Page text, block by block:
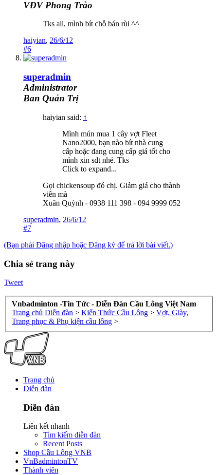
VĐV Phong Trào
Tks all, mình bít chỗ bán rùi ^^
haiyian, 26/6/12
#6
superadmin
Administrator
Ban Quản Trị
haiyian said: ↑
Mình mún mua 1 cây vợt Fleet
Nano2000, bạn nào bít nhà cung
cấp hoặc đang cung cấp giá tốt cho
mình xin sdt nhé. Tks
Click to expand...
Gọi chickensoup đó chị. Giảm giá cho thành
viên mà
Xuân Quỳnh - 0938 111 398 - 094 9999 052
superadmin, 26/6/12
#7
(Bạn phải Đăng nhập hoặc Đăng ký để trả lời bài viết.)
Chia sẻ trang này
Tweet
Vnbadminton -Tin Tức - Diễn Đàn Cầu Lông Việt Nam
Trang chủ Diễn đàn > Kiến Thức Cầu Lông > Vợt, Giày,
Trang phục & Phụ kiện cầu lông >
Trang chủ
Diễn đàn
Diễn đàn
Liên kết nhanh
Tìm kiếm diễn đàn
Recent Posts
Shop Cầu Lông VNB
VnBadmintonTV
Thành viên